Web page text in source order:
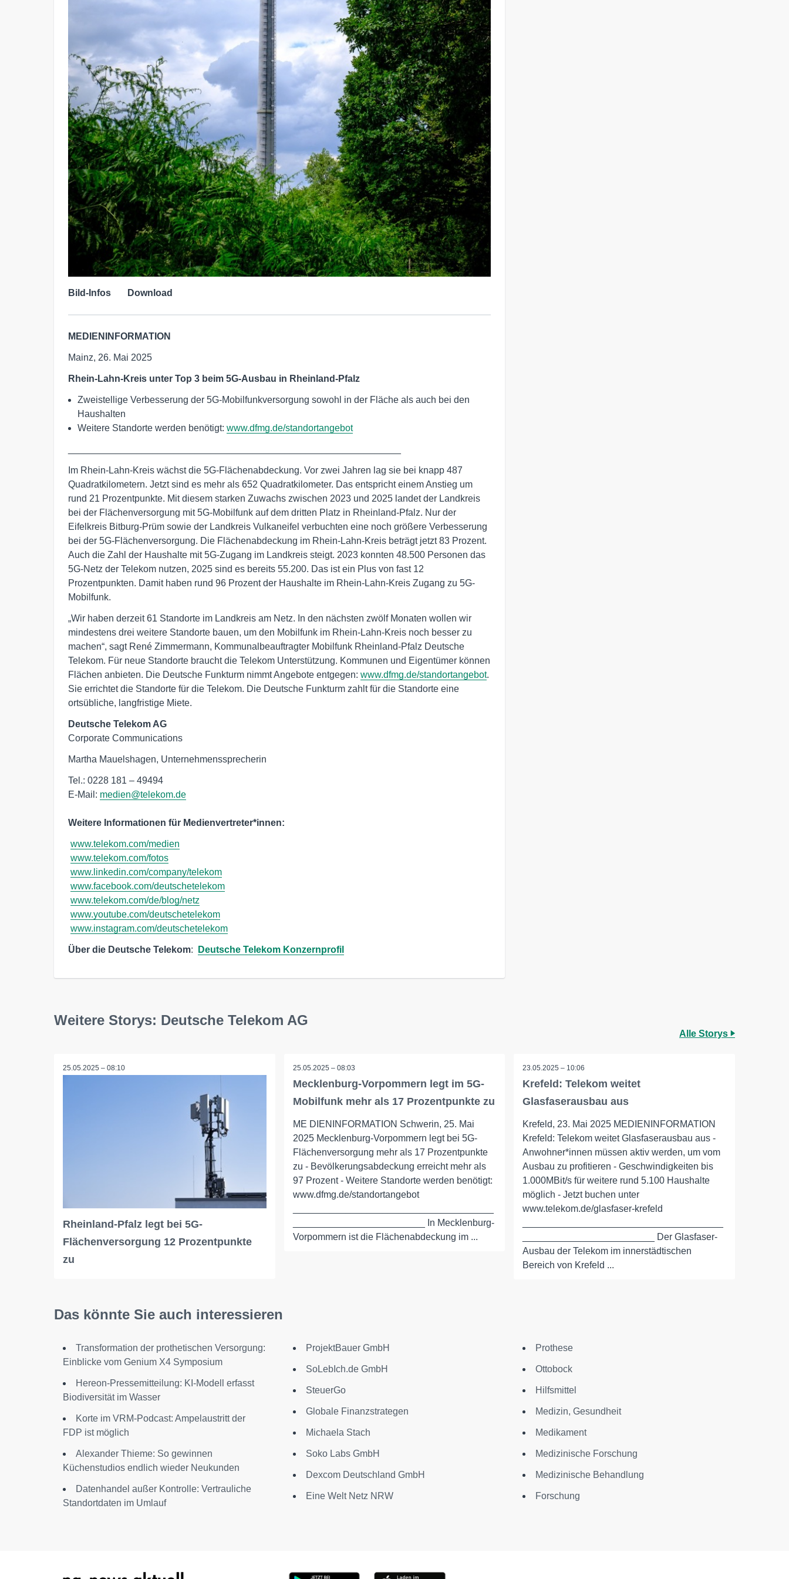
Bild-Infos Download
MEDIENINFORMATION
Mainz, 26. Mai 2025
Rhein-Lahn-Kreis unter Top 3 beim 5G-Ausbau in Rheinland-Pfalz
Zweistellige Verbesserung der 5G-Mobilfunkversorgung sowohl in der Fläche als auch bei den
Haushalten
Weitere Standorte werden benötigt: www.dfmg.de/standortangebot
Im Rhein-Lahn-Kreis wächst die 5G-Flächenabdeckung. Vor zwei Jahren lag sie bei knapp 487
Quadratkilometern. Jetzt sind es mehr als 652 Quadratkilometer. Das entspricht einem Anstieg um
rund 21 Prozentpunkte. Mit diesem starken Zuwachs zwischen 2023 und 2025 landet der Landkreis
bei der Flächenversorgung mit 5G-Mobilfunk auf dem dritten Platz in Rheinland-Pfalz. Nur der
Eifelkreis Bitburg-Prüm sowie der Landkreis Vulkaneifel verbuchten eine noch größere Verbesserung
bei der 5G-Flächenversorgung. Die Flächenabdeckung im Rhein-Lahn-Kreis beträgt jetzt 83 Prozent.
Auch die Zahl der Haushalte mit 5G-Zugang im Landkreis steigt. 2023 konnten 48.500 Personen das
5G-Netz der Telekom nutzen, 2025 sind es bereits 55.200. Das ist ein Plus von fast 12
Prozentpunkten. Damit haben rund 96 Prozent der Haushalte im Rhein-Lahn-Kreis Zugang zu 5G-
Mobilfunk.
„Wir haben derzeit 61 Standorte im Landkreis am Netz. In den nächsten zwölf Monaten wollen wir
mindestens drei weitere Standorte bauen, um den Mobilfunk im Rhein-Lahn-Kreis noch besser zu
machen“, sagt René Zimmermann, Kommunalbeauftragter Mobilfunk Rheinland-Pfalz Deutsche
Telekom. Für neue Standorte braucht die Telekom Unterstützung. Kommunen und Eigentümer können
Flächen anbieten. Die Deutsche Funkturm nimmt Angebote entgegen: www.dfmg.de/standortangebot.
Sie errichtet die Standorte für die Telekom. Die Deutsche Funkturm zahlt für die Standorte eine
ortsübliche, langfristige Miete.
Deutsche Telekom AG
Corporate Communications
Martha Mauelshagen, Unternehmenssprecherin
Tel.: 0228 181 – 49494
E-Mail: medien@telekom.de
Weitere Informationen für Medienvertreter*innen:
www.telekom.com/medien
www.telekom.com/fotos
www.linkedin.com/company/telekom
www.facebook.com/deutschetelekom
www.telekom.com/de/blog/netz
www.youtube.com/deutschetelekom
www.instagram.com/deutschetelekom
Über die Deutsche Telekom: Deutsche Telekom Konzernprofil
Weitere Storys: Deutsche Telekom AG
Alle Storys
25.05.2025 – 08:10
Rheinland-Pfalz legt bei 5G-
Flächenversorgung 12 Prozentpunkte
zu
25.05.2025 – 08:03
Mecklenburg-Vorpommern legt im 5G-
Mobilfunk mehr als 17 Prozentpunkte zu
ME DIENINFORMATION Schwerin, 25. Mai
2025 Mecklenburg-Vorpommern legt bei 5G-
Flächenversorgung mehr als 17 Prozentpunkte
zu - Bevölkerungsabdeckung erreicht mehr als
97 Prozent - Weitere Standorte werden benötigt:
www.dfmg.de/standortangebot
_________________________ In Mecklenburg-
Vorpommern ist die Flächenabdeckung im ...
23.05.2025 – 10:06
Krefeld: Telekom weitet
Glasfaserausbau aus
Krefeld, 23. Mai 2025 MEDIENINFORMATION
Krefeld: Telekom weitet Glasfaserausbau aus -
Anwohner*innen müssen aktiv werden, um vom
Ausbau zu profitieren - Geschwindigkeiten bis
1.000MBit/s für weitere rund 5.100 Haushalte
möglich - Jetzt buchen unter
www.telekom.de/glasfaser-krefeld
_________________________ Der Glasfaser-
Ausbau der Telekom im innerstädtischen
Bereich von Krefeld ...
Das könnte Sie auch interessieren
Transformation der prothetischen Versorgung:
Einblicke vom Genium X4 Symposium
Hereon-Pressemitteilung: KI-Modell erfasst
Biodiversität im Wasser
Korte im VRM-Podcast: Ampelaustritt der
FDP ist möglich
Alexander Thieme: So gewinnen
Küchenstudios endlich wieder Neukunden
Datenhandel außer Kontrolle: Vertrauliche
Standortdaten im Umlauf
ProjektBauer GmbH
SoLebIch.de GmbH
SteuerGo
Globale Finanzstrategen
Michaela Stach
Soko Labs GmbH
Dexcom Deutschland GmbH
Eine Welt Netz NRW
Prothese
Ottobock
Hilfsmittel
Medizin, Gesundheit
Medikament
Medizinische Forschung
Medizinische Behandlung
Forschung